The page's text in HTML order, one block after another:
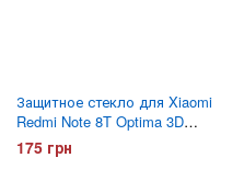
Защитное стекло для Xiaomi
Redmi Note 8T Optima 3D
Черное
175 грн